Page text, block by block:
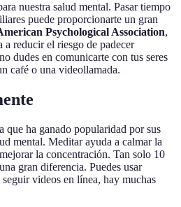
nuestra salud mental. Pasar tiempo
puede proporcionarte un gran
Psychological Association,
a reducir el riesgo de padecer
dudes en comunicarte con tus seres
café o una videollamada.
que ha ganado popularidad por sus
mental. Meditar ayuda a calmar la
la concentración. Tan solo 10
gran diferencia. Puedes usar
videos en línea, hay muchas